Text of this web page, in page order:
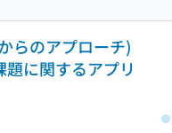
らのアプローチ)
に関するアプリ